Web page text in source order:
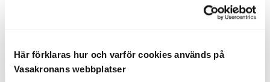
Här förklaras hur och varför cookies används på
Vasakronans webbplatser
Byt fastighet
Kontakt & felanmälan